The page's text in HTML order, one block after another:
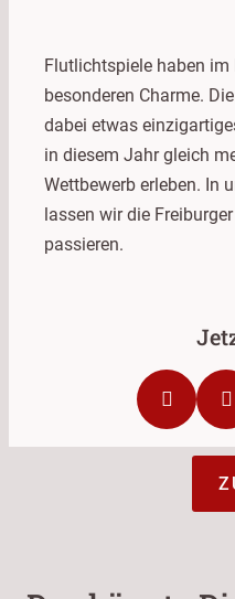
Flutlichtspiele haben
besonderen Charme.
dabei etwas
in diesem Jahr gleich
Wettbewerb erleben. In
lassen wir die
passieren.